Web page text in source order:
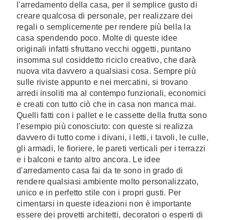
l'arredamento della casa, per il semplice gusto di
creare qualcosa di personale, per realizzare dei
regali o semplicemente per rendere più bella la
casa spendendo poco. Molte di queste idee
originali infatti sfruttano vecchi oggetti, puntano
insomma sul cosiddetto riciclo creativo, che darà
nuova vita davvero a qualsiasi cosa. Sempre più
sulle riviste appunto e nei mercatini, si trovano
arredi insoliti ma al contempo funzionali, economici
e creati con tutto ciò che in casa non manca mai.
Quelli fatti con i pallet e le cassette della frutta sono
l'esempio più conosciuto: con queste si realizza
davvero di tutto come i divani, i letti, i tavoli, le culle,
gli armadi, le fioriere, le pareti verticali per i terrazzi
e i balconi e tanto altro ancora. Le idee
d'arredamento casa fai da te sono in grado di
rendere qualsiasi ambiente molto personalizzato,
unico e in perfetto stile con i propri gusti. Per
cimentarsi in queste ideazioni non è importante
essere dei provetti architetti, decoratori o esperti di